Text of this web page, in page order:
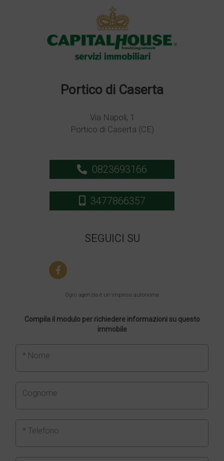
Portico di Caserta
Via Napoli, 1
Portico di Caserta (CE)
0823693166
3477866357
SEGUICI SU
Ogni agenzia è un’impresa autonoma
Compila il modulo per richiedere informazioni su questo
immobile
* Nome
Cognome
* Telefono